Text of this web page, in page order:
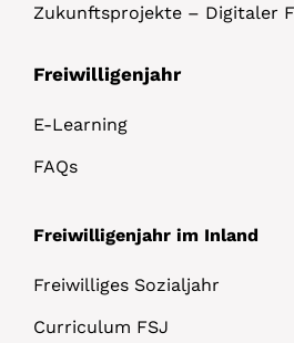
Zukunftsprojekte – Digitaler
Freiwilligenjahr
E-Learning
FAQs
Freiwilligenjahr im Inland
Freiwilliges Sozialjahr
Curriculum FSJ